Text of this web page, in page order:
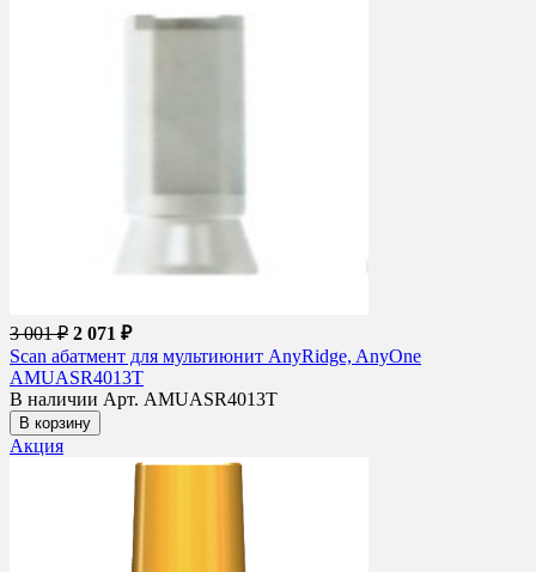
3 001 ₽ 2 071 ₽
Scan абатмент для мультиюнит AnyRidge, AnyOne
AMUASR4013T
В наличии Арт. AMUASR4013T
В корзину
Акция